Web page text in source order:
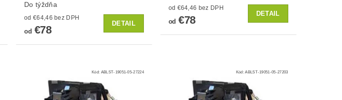
Do týždňa
od €64,46 bez DPH
od €78
DETAIL
od €64,46 bez DPH
od €78
DETAIL
Kód: ABLST-19051-05-27224 Kód:ABLST-19051-05-27203